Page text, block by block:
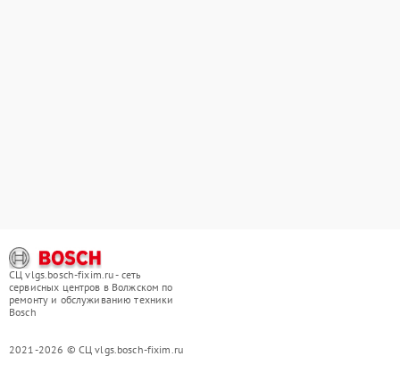
СЦ vlgs.bosch-fixim.ru - сеть
сервисных центров в Волжском по
ремонту и обслуживанию техники
Bosch
2021-2026 © СЦ vlgs.bosch-fixim.ru